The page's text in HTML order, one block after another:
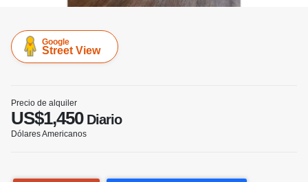
Google
Street View
Precio de alquiler
US$1,450Diario
Dólares Americanos